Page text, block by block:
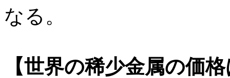
なる。
【世界の稀少金属の価